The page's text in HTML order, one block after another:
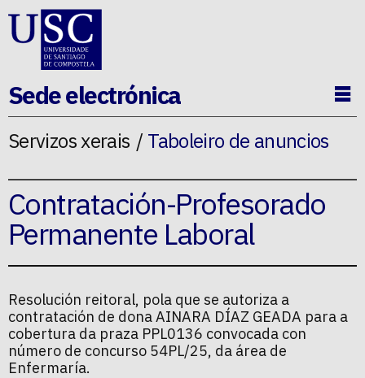
Ir ao contido da p�xina
Sede electrónica
Servizos xerais Taboleiro de anuncios
Contratación-Profesorado
Permanente Laboral
Resolución reitoral, pola que se autoriza a
contratación de dona AINARA DÍAZ GEADA para a
cobertura da praza PPL0136 convocada con
número de concurso 54PL/25, da área de
Enfermaría.